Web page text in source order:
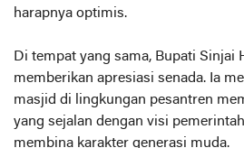
harapnya optimis.
Di tempat yang sama, Bupati Sinjai
memberikan apresiasi senada. Ia
masjid di lingkungan pesantren
yang sejalan dengan visi
membina karakter generasi muda.